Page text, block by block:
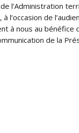
l’Administration
à l’occasion de
à nous au bénéfice
de la